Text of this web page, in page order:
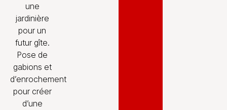
une
jardinière
pour un
futur gîte.
Pose de
gabions et
d’enrochement
pour créer
d’une